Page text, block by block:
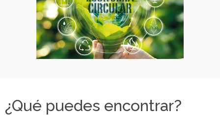
¿Qué puedes encontrar?